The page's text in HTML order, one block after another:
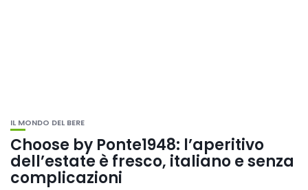
IL MONDO DEL BERE
Choose by Ponte1948: l’aperitivo
dell’estate è fresco, italiano e senza
complicazioni